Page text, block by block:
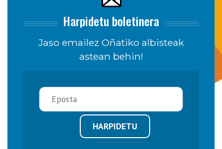
Harpidetu boletinera
Jaso emailez Oñatiko albisteak
astean behin!
HARPIDETU